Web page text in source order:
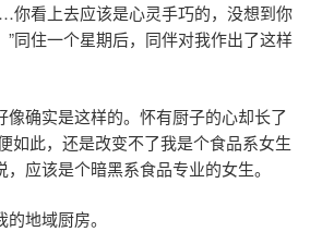
看上去应该是心灵手巧的，没想到你
”同住一个星期后，同伴对我作出了这样
像确实是这样的。怀有厨子的心却长了
如此，还是改变不了我是个食品系女生
，应该是个暗黑系食品专业的女生。
地域厨房。